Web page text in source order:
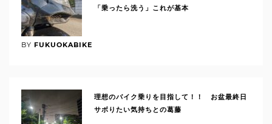
「乗ったら洗う」これが基本
BY FUKUOKABIKE
理想のバイク乗りを目指して！！ お盆最終日
サボりたい気持ちとの葛藤